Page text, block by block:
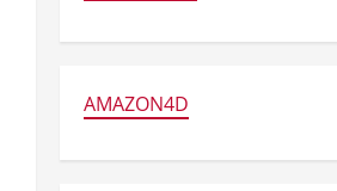
AMAZON4D